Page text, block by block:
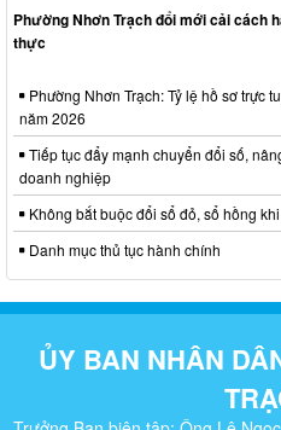
Phường Nhơn Trạch đổi mới cải cách
thực
Phường Nhơn Trạch: Tỷ lệ hồ sơ trực
năm 2026
Tiếp tục đẩy mạnh chuyển đổi số,
doanh nghiệp
Không bắt buộc đổi sổ đỏ, sổ hồng
Danh mục thủ tục hành chính
ỦY BAN NHÂN